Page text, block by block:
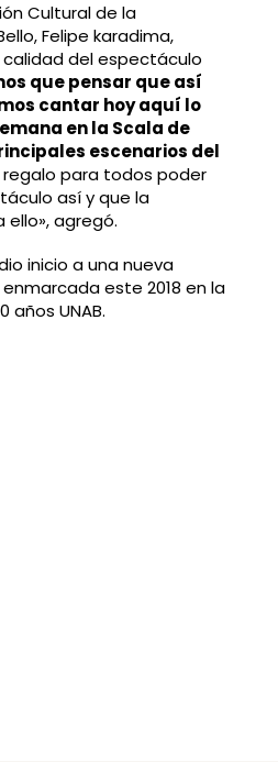
Cultural de la
Felipe karadima,
del espectáculo
que pensar que así
cantar hoy aquí lo
en la Scala de
escenarios del
regalo para todos poder
así y que la
agregó.
inicio a una nueva
este 2018 en la
años UNAB.